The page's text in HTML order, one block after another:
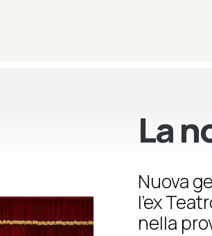
La
Nuova
l’ex
nella